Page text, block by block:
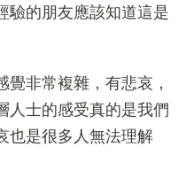
驗的朋友應該知道這是
非常複雜，有悲哀，
人士的感受真的是我們
也是很多人無法理解